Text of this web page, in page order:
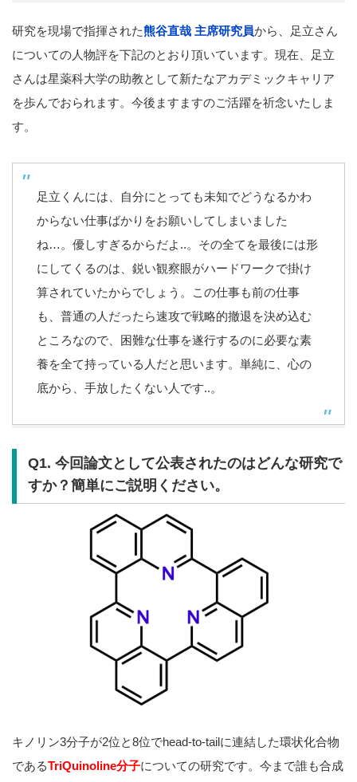
研究を現場で指揮された熊谷直哉 主席研究員から、足立さん
についての人物評を下記のとおり頂いています。現在、足立
さんは星薬科大学の助教として新たなアカデミックキャリア
を歩んでおられます。今後ますますのご活躍を祈念いたしま
す。
足立くんには、自分にとっても未知でどうなるかわ
からない仕事ばかりをお願いしてしまいました
ね…。優しすぎるからだよ..。その全てを最後には形
にしてくるのは、鋭い観察眼がハードワークで掛け
算されていたからでしょう。この仕事も前の仕事
も、普通の人だったら速攻で戦略的撤退を決め込む
ところなので、困難な仕事を遂行するのに必要な素
養を全て持っている人だと思います。単純に、心の
底から、手放したくない人です..。
Q1. 今回論文として公表されたのはどんな研究で
すか？簡単にご説明ください。
キノリン3分子が2位と8位でhead-to-tailに連結した環状化合物
であるTriQuinoline分子についての研究です。今まで誰も合成